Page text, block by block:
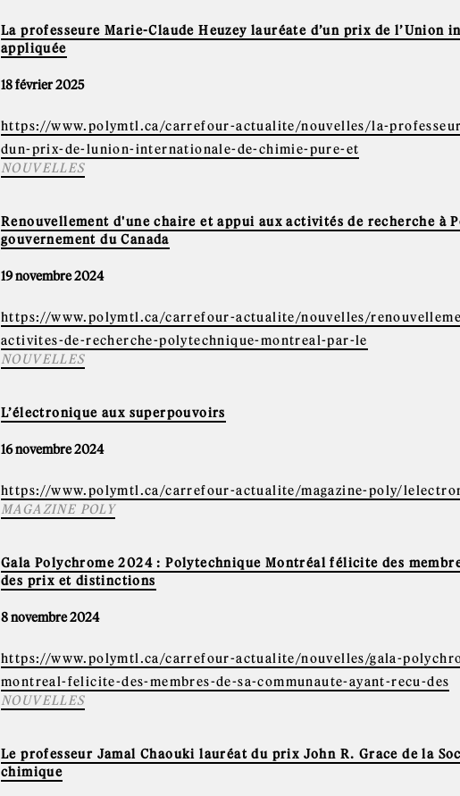
La professeure Marie-Claude Heuzey lauréate d’un prix de l’Union
appliquée
18 février 2025
https://www.polymtl.ca/carrefour-actualite/nouvelles/la-
dun-prix-de-lunion-internationale-de-chimie-pure-et
NOUVELLES
Renouvellement d'une chaire et appui aux activités de recherche à
gouvernement du Canada
19 novembre 2024
https://www.polymtl.ca/carrefour-actualite/nouvelles/
activites-de-recherche-polytechnique-montreal-par-le
NOUVELLES
L’électronique aux superpouvoirs
16 novembre 2024
https://www.polymtl.ca/carrefour-actualite/magazine-poly/
MAGAZINE POLY
Gala Polychrome 2024 : Polytechnique Montréal félicite des
des prix et distinctions
8 novembre 2024
https://www.polymtl.ca/carrefour-actualite/nouvelles/gala-
montreal-felicite-des-membres-de-sa-communaute-ayant-recu-des
NOUVELLES
Le professeur Jamal Chaouki lauréat du prix John R. Grace de la
chimique